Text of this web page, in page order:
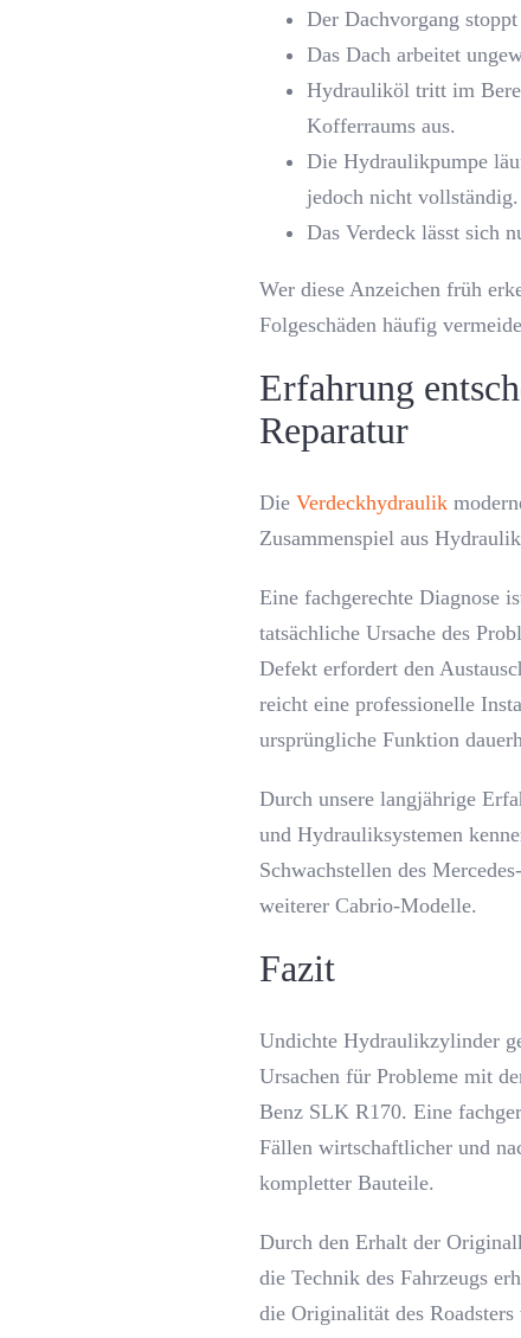
Der Dachvorgang
Das Dach arbeitet
Hydrauliköl tritt im
Kofferraums aus.
Die Hydraulikpumpe
jedoch nicht vollständig.
Das Verdeck lässt sich
Wer diese Anzeichen früh
Folgeschäden häufig
Erfahrung
Reparatur
Die Verdeckhydraulik
Zusammenspiel aus
Eine fachgerechte Diagnose
tatsächliche Ursache des
Defekt erfordert den
reicht eine professionelle
ursprüngliche Funktion
Durch unsere langjährige
und Hydrauliksystemen
Schwachstellen des
weiterer Cabrio-Modelle.
Fazit
Undichte Hydraulikzylinder
Ursachen für Probleme mit
Benz SLK R170. Eine
Fällen wirtschaftlicher und
kompletter Bauteile.
Durch den Erhalt der
die Technik des Fahrzeugs
die Originalität des Roadsters